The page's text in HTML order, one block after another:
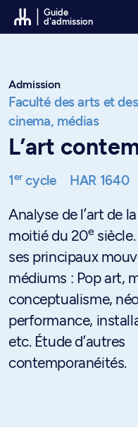
Passer au contenu
Guide
d'admission
Admission
Faculté des arts et
cinema, médias
L’art
1ercycle HAR 1640
Analyse de l’art de
moitié du 20esiècle.
ses principaux
médiums : Pop art,
conceptualisme,
performance,
etc. Étude d’autres
contemporanéités.